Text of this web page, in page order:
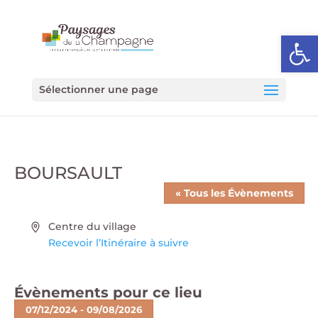
Ouvrir
Sélectionner une page
BOURSAULT
« Tous les Évènements
Adresse
Centre du village
Recevoir l’Itinéraire à suivre
Évènements pour ce lieu
07/12/2024 - 09/08/2026